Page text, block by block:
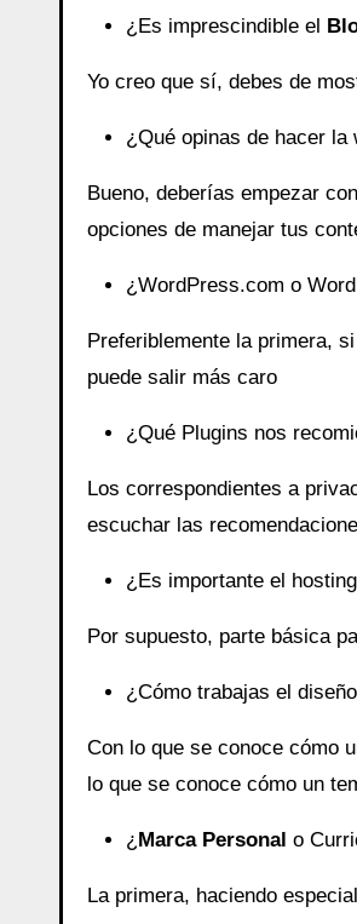
¿Es imprescindible el
Yo creo que sí, debes de
¿Qué opinas de hacer
Bueno, deberías empezar
opciones de manejar tus
¿WordPress.com o
Preferiblemente la primera,
puede salir más caro
¿Qué Plugins nos
Los correspondientes a
escuchar las
¿Es importante el
Por supuesto, parte básica
¿Cómo trabajas el
Con lo que se conoce cómo
lo que se conoce cómo un
¿Marca Personal o
La primera, haciendo